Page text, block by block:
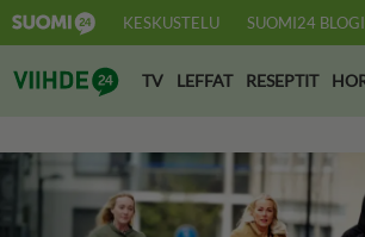
KESKUSTELU SUOMI24 BLOGI
Suomi24 Viihde
TV LEFFAT RESEPTIT